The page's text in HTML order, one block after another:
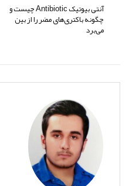
آنتی بیوتیک‌ Antibiotic چیست و
چگونه باکتری‌های مضر را از بین
می‌برد